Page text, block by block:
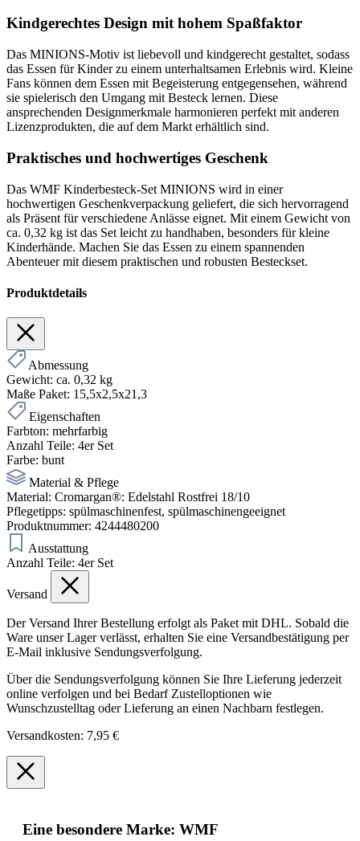
Kindgerechtes Design mit hohem Spaßfaktor
Das MINIONS-Motiv ist liebevoll und kindgerecht gestaltet, sodass
das Essen für Kinder zu einem unterhaltsamen Erlebnis wird. Kleine
Fans können dem Essen mit Begeisterung entgegensehen, während
sie spielerisch den Umgang mit Besteck lernen. Diese
ansprechenden Designmerkmale harmonieren perfekt mit anderen
Lizenzprodukten, die auf dem Markt erhältlich sind.
Praktisches und hochwertiges Geschenk
Das WMF Kinderbesteck-Set MINIONS wird in einer
hochwertigen Geschenkverpackung geliefert, die sich hervorragend
als Präsent für verschiedene Anlässe eignet. Mit einem Gewicht von
ca. 0,32 kg ist das Set leicht zu handhaben, besonders für kleine
Kinderhände. Machen Sie das Essen zu einem spannenden
Abenteuer mit diesem praktischen und robusten Besteckset.
Produktdetails
Abmessung
Gewicht: ca. 0,32 kg
Maße Paket: 15,5x2,5x21,3
Eigenschaften
Farbton: mehrfarbig
Anzahl Teile: 4er Set
Farbe: bunt
Material & Pflege
Material: Cromargan®: Edelstahl Rostfrei 18/10
Pflegetipps: spülmaschinenfest, spülmaschinengeeignet
Produktnummer: 4244480200
Ausstattung
Anzahl Teile: 4er Set
Versand
Der Versand Ihrer Bestellung erfolgt als Paket mit DHL. Sobald die
Ware unser Lager verlässt, erhalten Sie eine Versandbestätigung per
E-Mail inklusive Sendungsverfolgung.
Über die Sendungsverfolgung können Sie Ihre Lieferung jederzeit
online verfolgen und bei Bedarf Zustelloptionen wie
Wunschzustelltag oder Lieferung an einen Nachbarn festlegen.
Versandkosten: 7,95 €
Eine besondere Marke: WMF